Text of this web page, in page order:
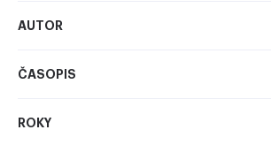
AUTOR
ČASOPIS
ROKY